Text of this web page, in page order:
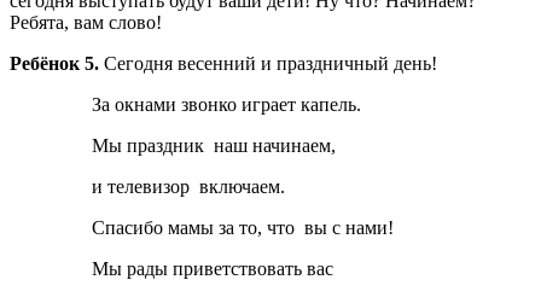
Ребята, вам слово!
Ребёнок 5. Сегодня весенний и праздничный день!
За окнами звонко играет капель.
Мы праздник наш начинаем,
и телевизор включаем.
Спасибо мамы за то, что вы с нами!
Мы рады приветствовать вас